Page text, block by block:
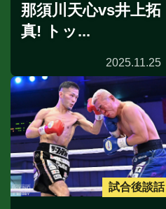
那須川天心vs井上拓
真! トッ...
2025.11.25
試合後談話